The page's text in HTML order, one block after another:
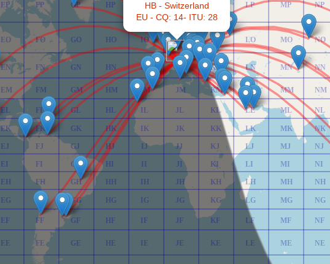
EE
EF
EG
EH
EI
EJ
EK
EL
EM
EN
EO
EP
FE
FF
FG
FH
FI
FJ
FK
FL
FM
FN
FO
FP
GE
GF
GG
GH
GI
GJ
GK
GL
GM
GN
GO
GP
HE
HF
HG
HJ
HK
HL
HM
HN
HO
HP
IE
IF
IG
IJ
IK
IL
IM
IN
IO
IP
JE
JF
JG
JH
JI
JJ
JK
JL
JM
JN
JO
JP
KE
KF
KG
KH
KI
KJ
KK
KL
KM
KN
KO
LE
LF
LG
LH
LI
LJ
LK
LL
LM
LN
LO
LP
ME
MF
MG
MH
MI
MJ
MK
ML
MM
MN
MO
MP
NE
NF
NG
NH
NI
NJ
NK
NL
NM
NN
NO
NP
HB - Switzerland
EU - CQ: 14- ITU: 28